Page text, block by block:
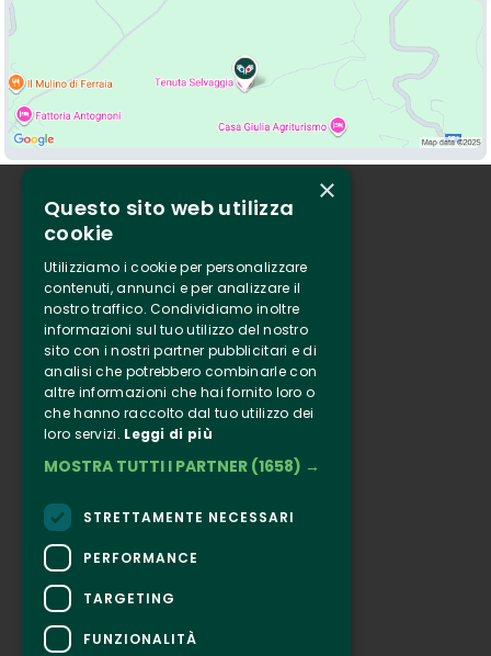
Who we are
Tenuta Selvaggia
Contacts
Online ticketing
Clappit
Information
Follow Us
Facebook
Connect
×
Questo sito web utilizza
cookie
Utilizziamo i cookie per personalizzare
contenuti, annunci e per analizzare il
nostro traffico. Condividiamo inoltre
informazioni sul tuo utilizzo del nostro
sito con i nostri partner pubblicitari e di
analisi che potrebbero combinarle con
altre informazioni che hai fornito loro o
che hanno raccolto dal tuo utilizzo dei
loro servizi. Leggi di più
MOSTRA TUTTI I PARTNER (1658) →
STRETTAMENTE NECESSARI
PERFORMANCE
TARGETING
FUNZIONALITÀ